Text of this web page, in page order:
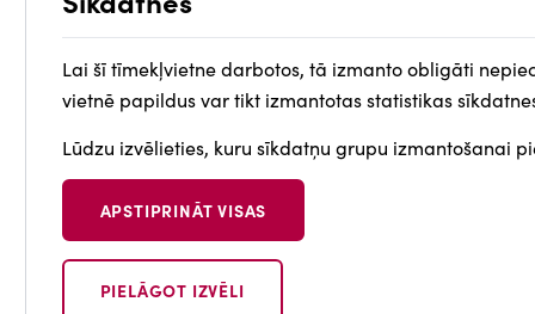
Lai šī tīmekļvietne darbotos, tā izmanto obligāti
vietnē papildus var tikt izmantotas statistikas
Lūdzu izvēlieties, kuru sīkdatņu grupu izmantošanai
APSTIPRINĀT VISAS
PIELĀGOT IZVĒLI